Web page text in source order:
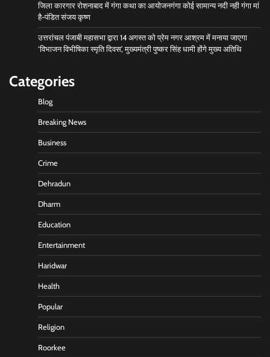
जिला कारगार रोशनाबाद में गंगा कथा का आयोजनगंगा कोई सामान्य नदी नही गंगा मां
है-पंडित संजय कृष्ण
उत्तरांचल पंजाबी महासभा द्वारा 14 अगस्त को प्रेम नगर आश्रम में मनाया जाएगा
‘विभाजन विभीषिका स्मृति दिवस’, मुख्यमंत्री पुष्कर सिंह धामी होंगे मुख्य अतिथि
Categories
Blog
Breaking News
Business
Crime
Dehradun
Dharm
Education
Entertainment
Haridwar
Health
Popular
Religion
Roorkee